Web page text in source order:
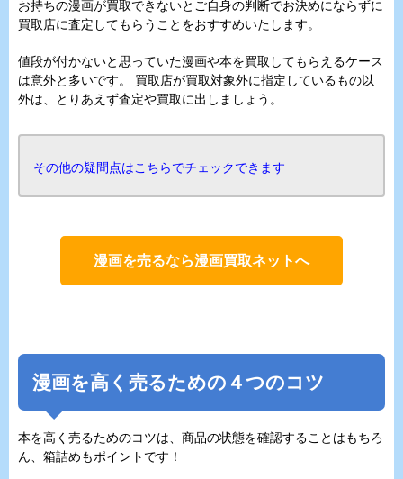
お持ちの漫画が買取できないとご自身の判断でお決めにならずに
買取店に査定してもらうことをおすすめいたします。
値段が付かないと思っていた漫画や本を買取してもらえるケース
は意外と多いです。 買取店が買取対象外に指定しているもの以
外は、とりあえず査定や買取に出しましょう。
その他の疑問点はこちらでチェックできます
漫画を売るなら漫画買取ネットへ
漫画を高く売るための４つのコツ
本を高く売るためのコツは、商品の状態を確認することはもちろ
ん、箱詰めもポイントです！